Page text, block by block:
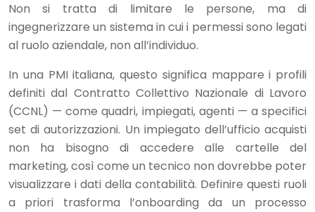
Non si tratta di limitare le persone, ma di
ingegnerizzare un sistema in cui i permessi sono legati
al ruolo aziendale, non all’individuo.
In una PMI italiana, questo significa mappare i profili
definiti dal Contratto Collettivo Nazionale di Lavoro
(CCNL) — come quadri, impiegati, agenti — a specifici
set di autorizzazioni. Un impiegato dell’ufficio acquisti
non ha bisogno di accedere alle cartelle del
marketing, così come un tecnico non dovrebbe poter
visualizzare i dati della contabilità. Definire questi ruoli
a priori trasforma l’onboarding da un processo